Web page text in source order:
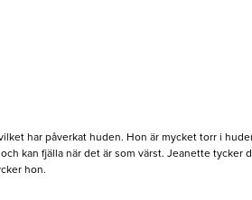
har påverkat huden. Hon är mycket torr i
kan fjälla när det är som värst. Jeanette tycker
hon.